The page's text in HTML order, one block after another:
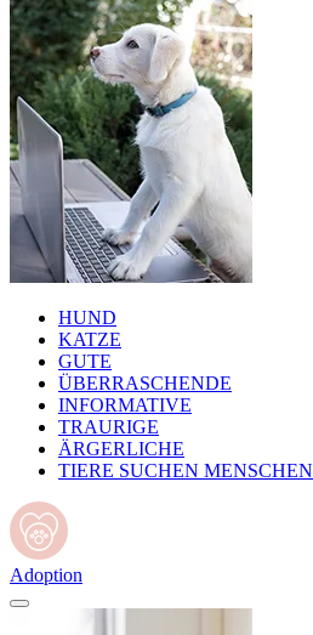
HUND
KATZE
GUTE
ÜBERRASCHENDE
INFORMATIVE
TRAURIGE
ÄRGERLICHE
TIERE SUCHEN MENSCHEN
Adoption